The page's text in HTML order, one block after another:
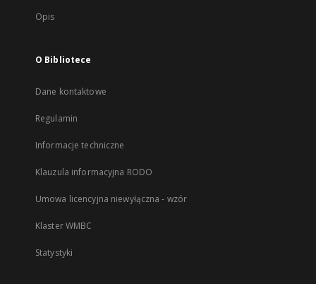
Opis
O Bibliotece
Dane kontaktowe
Regulamin
Informacje techniczne
Klauzula informacyjna RODO
Umowa licencyjna niewyłączna - wzór
Klaster WMBC
Statystyki